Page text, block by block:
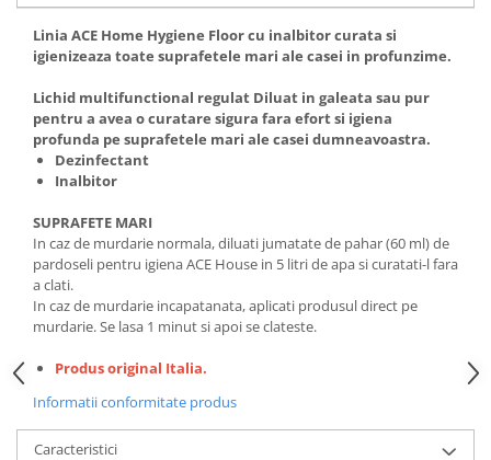
Linia ACE Home Hygiene Floor cu inalbitor curata si
igienizeaza toate suprafetele mari ale casei in profunzime.
Lichid multifunctional regulat Diluat in galeata sau pur
pentru a avea o curatare sigura fara efort si igiena
profunda pe suprafetele mari ale casei dumneavoastra.
Dezinfectant
Inalbitor
SUPRAFETE MARI
In caz de murdarie normala, diluati jumatate de pahar (60 ml) de
pardoseli pentru igiena ACE House in 5 litri de apa si curatati-l fara
a clati.
In caz de murdarie incapatanata, aplicati produsul direct pe
murdarie. Se lasa 1 minut si apoi se clateste.
Produs original Italia.
Informatii conformitate produs
Caracteristici